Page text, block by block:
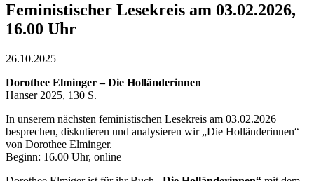
Feministischer Lesekreis am 03.02.2026,
16.00 Uhr
26.10.2025
Dorothee Elminger – Die Holländerinnen
Hanser 2025, 130 S.
In unserem nächsten feministischen Lesekreis am 03.02.2026
besprechen, diskutieren und analysieren wir „Die Holländerinnen“
von Dorothee Elminger.
Beginn: 16.00 Uhr, online